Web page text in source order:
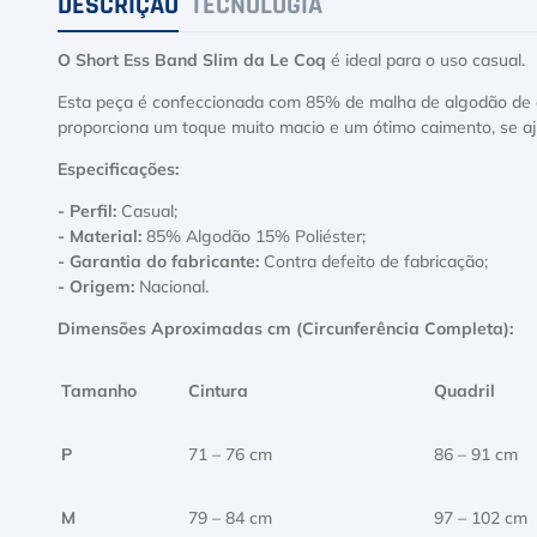
O Short Ess Band Slim da Le Coq é ideal para o uso casual.
Esta peça é confeccionada com 85% de malha de algodão
proporciona um toque muito macio e um ótimo caimento, se
Especificações:
- Perfil: Casual;
- Material: 85% Algodão 15% Poliéster;
- Garantia do fabricante: Contra defeito de fabricação;
- Origem: Nacional.
Dimensões Aproximadas cm (Circunferência Completa):
Tamanho Cintura Quadril
P 71 – 76 cm 86 – 91 cm
M 79 – 84 cm 97 – 102 cm